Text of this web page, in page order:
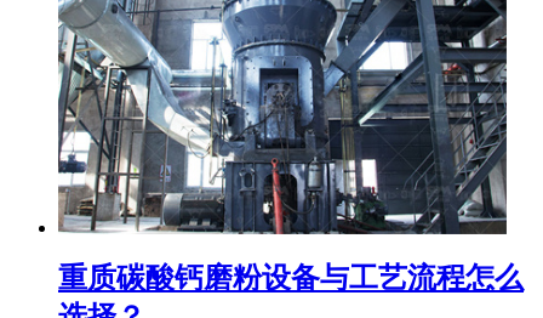
重质碳酸钙磨粉设备与工艺流程怎么